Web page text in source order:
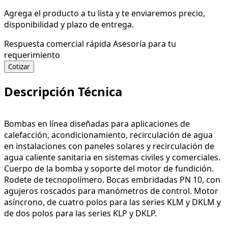
Agrega el producto a tu lista y te enviaremos precio,
disponibilidad y plazo de entrega.
Respuesta comercial rápida Asesoría para tu
requerimiento
Cotizar
Descripción Técnica
Bombas en línea diseñadas para aplicaciones de
calefacción, acondicionamiento, recirculación de agua
en instalaciones con paneles solares y recirculación de
agua caliente sanitaria en sistemas civiles y comerciales.
Cuerpo de la bomba y soporte del motor de fundición.
Rodete de tecnopolímero. Bocas embridadas PN 10, con
agujeros roscados para manómetros de control. Motor
asíncrono, de cuatro polos para las series KLM y DKLM y
de dos polos para las series KLP y DKLP.